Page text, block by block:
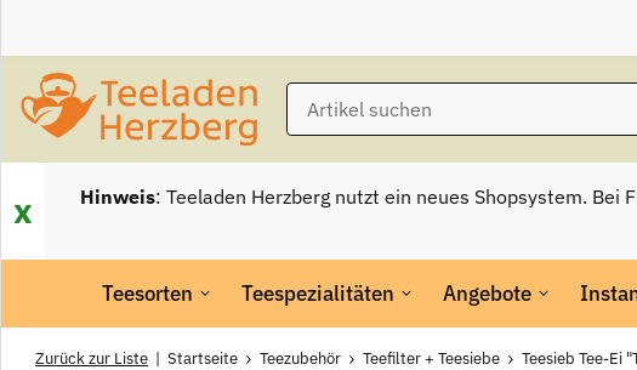
x Hinweis: Teeladen Herzberg nutzt ein neues Shopsystem. Bei
Teesorten Teespezialitäten Angebote
Zurück zur Liste Startseite Teezubehör Teefilter + Teesiebe Teesieb Tee-Ei